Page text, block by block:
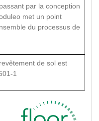
par la conception
met un point
du processus de
de sol est
1